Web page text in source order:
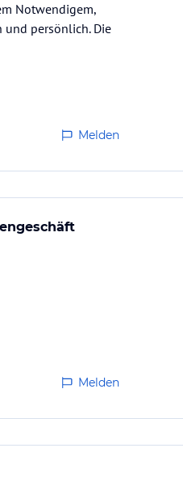
Notwendigem,
und persönlich. Die
Melden
Melden